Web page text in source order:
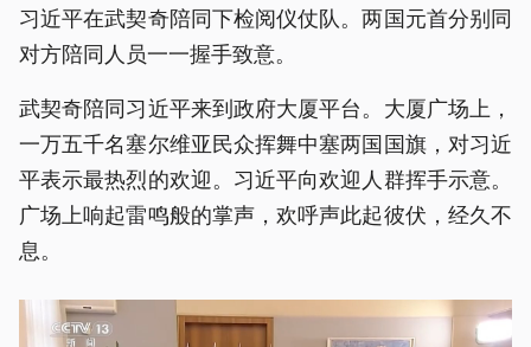
习近平在武契奇陪同下检阅仪仗队。两国元首分别同
对方陪同人员一一握手致意。
武契奇陪同习近平来到政府大厦平台。大厦广场上，
一万五千名塞尔维亚民众挥舞中塞两国国旗，对习近
平表示最热烈的欢迎。习近平向欢迎人群挥手示意。
广场上响起雷鸣般的掌声，欢呼声此起彼伏，经久不
息。